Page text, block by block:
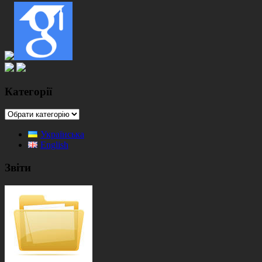
Категорії
Категорії
Українська
English
Звіти